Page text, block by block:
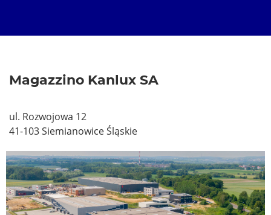
Magazzino Kanlux SA
ul. Rozwojowa 12
41-103 Siemianowice Śląskie